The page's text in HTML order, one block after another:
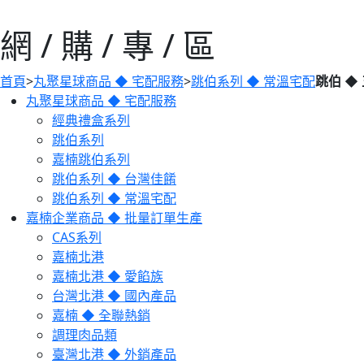
網 / 購 / 專 / 區
首頁>丸聚星球商品 ◆ 宅配服務>跳伯系列 ◆ 常溫宅配跳伯 ◆
丸聚星球商品 ◆ 宅配服務
經典禮盒系列
跳伯系列
嘉楠跳伯系列
跳伯系列 ◆ 台灣佳餚
跳伯系列 ◆ 常溫宅配
嘉楠企業商品 ◆ 批量訂單生產
CAS系列
嘉楠北港
嘉楠北港 ◆ 愛餡族
台灣北港 ◆ 國內產品
嘉楠 ◆ 全聯熱銷
調理肉品類
臺灣北港 ◆ 外銷產品